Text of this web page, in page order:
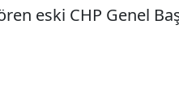
eski CHP Genel